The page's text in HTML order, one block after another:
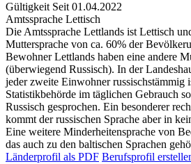
Gültigkeit Seit 01.04.2022
Amtssprache Lettisch
Die Amtssprache Lettlands ist Lettisch
Muttersprache von ca. 60% der
Bewohner Lettlands haben eine andere
(überwiegend Russisch). In der
jeder zweite Einwohner russischstämmig
Statistikbehörde im täglichen Gebrauch
Russisch gesprochen. Ein besonderer
kommt der russischen Sprache aber in
Eine weitere Minderheitensprache von
das auch zu den baltischen Sprachen
Länderprofil als PDF Berufsprofil